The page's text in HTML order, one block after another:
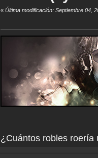
«Última modificación: Septiembre 04,
¿Cuántos robles roería